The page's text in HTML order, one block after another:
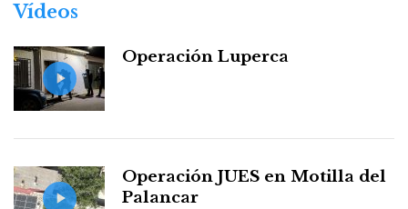
Vídeos
Operación Luperca
Operación JUES en Motilla del
Palancar